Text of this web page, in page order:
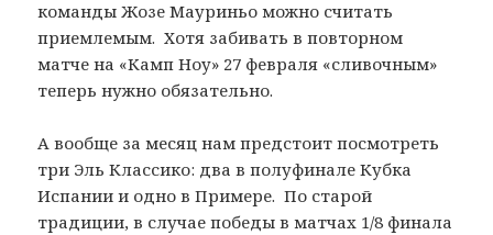
команды Жозе Мауриньо можно считать
приемлемым. Хотя забивать в повторном
матче на «Камп Ноу» 27 февраля «сливочным»
теперь нужно обязательно.
А вообще за месяц нам предстоит посмотреть
три Эль Классико: два в полуфинале Кубка
Испании и одно в Примере. По старой
традиции, в случае победы в матчах 1/8 финала